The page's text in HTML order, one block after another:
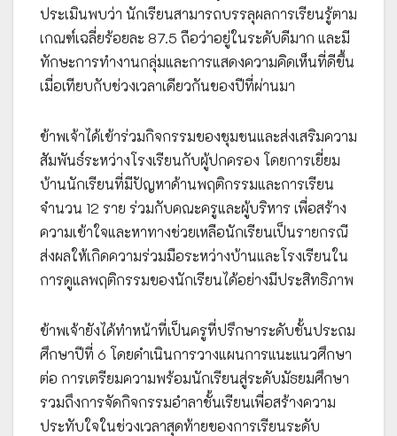
ประเมินพบว่า นักเรียนสามารถบรรลุผลการเรียนรู้ตาม
เกณฑ์เฉลี่ยร้อยละ 87.5 ถือว่าอยู่ในระดับดีมาก และมี
ทักษะการทำงานกลุ่มและการแสดงความคิดเห็นที่ดีขึ้น
เมื่อเทียบกับช่วงเวลาเดียวกันของปีที่ผ่านมา
ข้าพเจ้าได้เข้าร่วมกิจกรรมของชุมชนและส่งเสริมความ
สัมพันธ์ระหว่างโรงเรียนกับผู้ปกครอง โดยการเยี่ยม
บ้านนักเรียนที่มีปัญหาด้านพฤติกรรมและการเรียน
จำนวน 12 ราย ร่วมกับคณะครูและผู้บริหาร เพื่อสร้าง
ความเข้าใจและหาทางช่วยเหลือนักเรียนเป็นรายกรณี
ส่งผลให้เกิดความร่วมมือระหว่างบ้านและโรงเรียนใน
การดูแลพฤติกรรมของนักเรียนได้อย่างมีประสิทธิภาพ
ข้าพเจ้ายังได้ทำหน้าที่เป็นครูที่ปรึกษาระดับชั้นประถม
ศึกษาปีที่ 6 โดยดำเนินการวางแผนการแนะแนวศึกษา
ต่อ การเตรียมความพร้อมนักเรียนสู่ระดับมัธยมศึกษา
รวมถึงการจัดกิจกรรมอำลาชั้นเรียนเพื่อสร้างความ
ประทับใจในช่วงเวลาสุดท้ายของการเรียนระดับ